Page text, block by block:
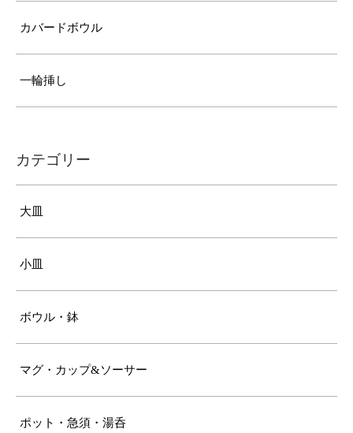
カバードボウル
一輪挿し
カテゴリー
大皿
小皿
ボウル・鉢
マグ・カップ&ソーサー
ポット・急須・湯呑